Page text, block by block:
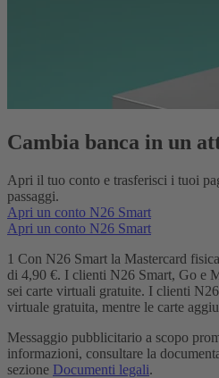
Cambia banca in un
Apri il tuo conto e trasferisci i tuoi
passaggi.
Apri un conto N26 Smart
Apri un conto N26 Smart
1 Con N26 Smart la Mastercard
di 4,90 €. I clienti N26 Smart, Go e
sei carte virtuali gratuite. I clienti
virtuale gratuita, mentre le carte
Messaggio pubblicitario a scopo
informazioni, consultare la
sezione Documenti legali.